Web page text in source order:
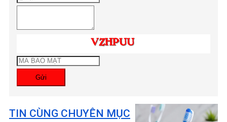
Gửi
TIN CÙNG CHUYÊN MỤC